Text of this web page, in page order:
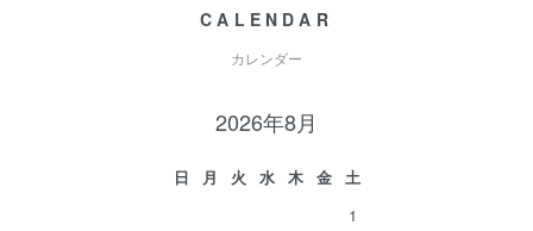
CALENDAR
カレンダー
2026年8月
日 月 火 水 木 金
土
1